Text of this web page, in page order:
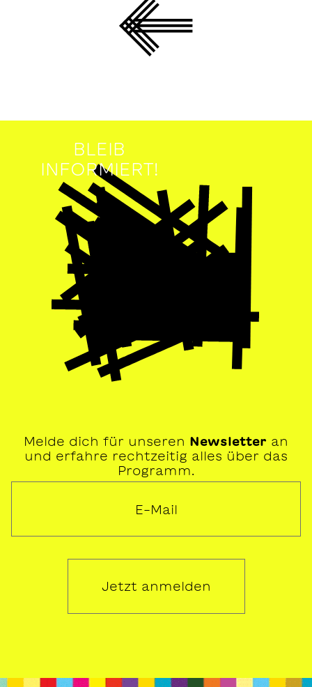
BLEIB
INFORMIERT!
Melde dich für unseren Newsletter an
und erfahre rechtzeitig alles über das
Programm.